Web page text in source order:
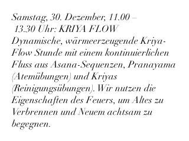
Samstag, 30. Dezember, 11.00 –
13.30 Uhr: KRIYA FLOW
Dynamische, wärmeerzeugende Kriya-
Flow Stunde mit einem kontinuierlichen
Fluss aus Asana-Sequenzen, Pranayama
(Atemübungen) und Kriyas
(Reinigungsübungen). Wir nutzen die
Eigenschaften des Feuers, um Altes zu
Verbrennen und Neuem achtsam zu
begegnen.